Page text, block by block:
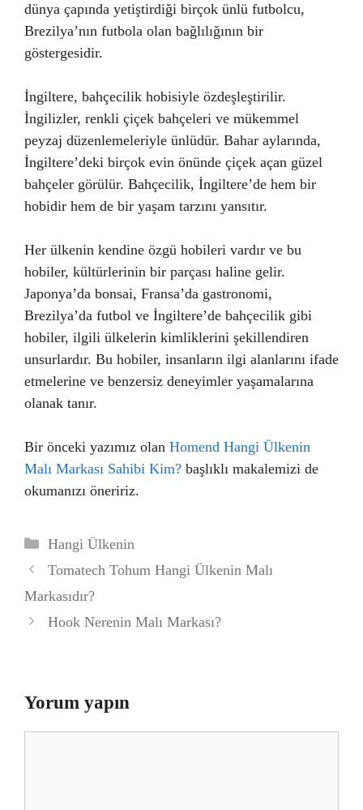
dünya çapında yetiştirdiği birçok ünlü futbolcu,
Brezilya’nın futbola olan bağlılığının bir
göstergesidir.
İngiltere, bahçecilik hobisiyle özdeşleştirilir.
İngilizler, renkli çiçek bahçeleri ve mükemmel
peyzaj düzenlemeleriyle ünlüdür. Bahar aylarında,
İngiltere’deki birçok evin önünde çiçek açan güzel
bahçeler görülür. Bahçecilik, İngiltere’de hem bir
hobidir hem de bir yaşam tarzını yansıtır.
Her ülkenin kendine özgü hobileri vardır ve bu
hobiler, kültürlerinin bir parçası haline gelir.
Japonya’da bonsai, Fransa’da gastronomi,
Brezilya’da futbol ve İngiltere’de bahçecilik gibi
hobiler, ilgili ülkelerin kimliklerini şekillendiren
unsurlardır. Bu hobiler, insanların ilgi alanlarını ifade
etmelerine ve benzersiz deneyimler yaşamalarına
olanak tanır.
Bir önceki yazımız olan Homend Hangi Ülkenin
Malı Markası Sahibi Kim? başlıklı makalemizi de
okumanızı öneririz.
Kategoriler
Hangi Ülkenin
Tomatech Tohum Hangi Ülkenin Malı
Markasıdır?
Hook Nerenin Malı Markası?
Yorum yapın